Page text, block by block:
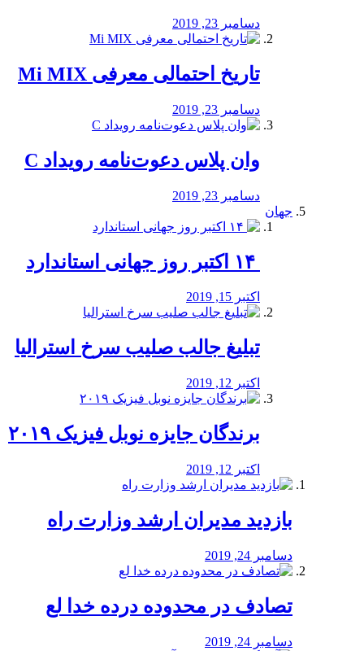
دسامبر 23, 2019
تاریخ احتمالی معرفی Mi MIX
دسامبر 23, 2019
وان پلاس دعوت‌نامه رویداد C
دسامبر 23, 2019
جهان
اکتبر 15, 2019
تبلیغ جالب صلیب سرخ استرالیا
اکتبر 12, 2019
برندگان جایزه نوبل فیزیک ۲۰۱۹
اکتبر 12, 2019
بازدید مدیران ارشد وزارت راه
دسامبر 24, 2019
تصادف در محدوده درده خدا لع
دسامبر 24, 2019